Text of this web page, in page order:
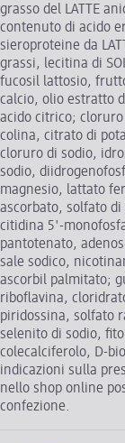
grasso del LATTE
contenuto di acido
sieroproteine da
grassi, lecitina di
fucosil lattosio,
calcio, olio estratto
acido citrico;
colina, citrato di
cloruro di sodio,
sodio,
magnesio, lattato
ascorbato, solfato
citidina 5'-
pantotenato,
sale sodico,
ascorbil palmitato;
riboflavina,
piridossina, solfato
selenito di sodio,
colecalciferolo, D-
indicazioni sulla
nello shop online
confezione.